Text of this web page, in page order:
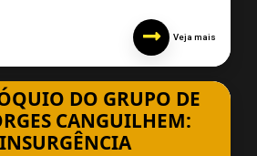
Veja mais
DO GRUPO DE
CANGUILHEM: